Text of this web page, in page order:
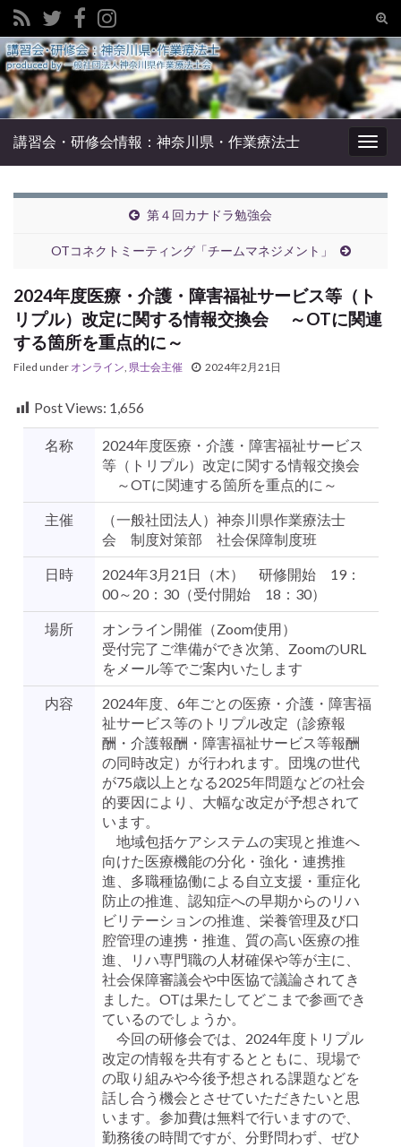
Search for:
講習会・研修会情報：神奈川県・作業療法士
第４回カナドラ勉強会
OTコネクトミーティング「チームマネジメント」
2024年度医療・介護・障害福祉サービス等（ト
リプル）改定に関する情報交換会 ～OTに関連
する箇所を重点的に～
Filed under オンライン, 県士会主催 2024年2月21日
Post Views: 1,656
名称
2024年度医療・介護・障害福祉サービス
等（トリプル）改定に関する情報交換会
～OTに関連する箇所を重点的に～
主催
（一般社団法人）神奈川県作業療法士
会 制度対策部 社会保障制度班
日時
2024年3月21日（木） 研修開始 19：
00～20：30（受付開始 18：30）
場所
オンライン開催（Zoom使用）
受付完了ご準備ができ次第、ZoomのURL
をメール等でご案内いたします
内容
2024年度、6年ごとの医療・介護・障害福
祉サービス等のトリプル改定（診療報
酬・介護報酬・障害福祉サービス等報酬
の同時改定）が行われます。団塊の世代
が75歳以上となる2025年問題などの社会
的要因により、大幅な改定が予想されて
います。
地域包括ケアシステムの実現と推進へ
向けた医療機能の分化・強化・連携推
進、多職種協働による自立支援・重症化
防止の推進、認知症への早期からのリハ
ビリテーションの推進、栄養管理及び口
腔管理の連携・推進、質の高い医療の推
進、リハ専門職の人材確保や等が主に、
社会保障審議会や中医協で議論されてき
ました。OTは果たしてどこまで参画でき
ているのでしょうか。
今回の研修会では、2024年度トリプル
改定の情報を共有するとともに、現場で
の取り組みや今後予想される課題などを
話し合う機会とさせていただきたいと思
います。参加費は無料で行いますので、
勤務後の時間ですが、分野問わず、ぜひ